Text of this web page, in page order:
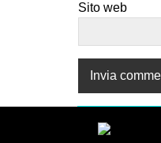
Sito web